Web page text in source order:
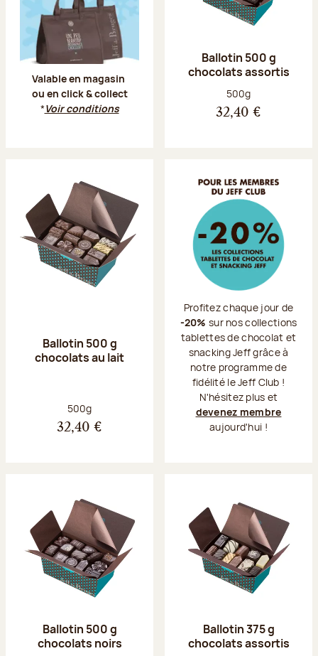
Valable en magasin
ou en click & collect
*Voir conditions
Ballotin 500 g
chocolats assortis
Poids net :
500g
32,40 €
Ballotin 500 g
chocolats au lait
Poids net :
500g
32,40 €
Profitez chaque jour de
-20% sur nos collections
tablettes de chocolat et
snacking Jeff grâce à
notre programme de
fidélité le Jeff Club !
N'hésitez plus et
devenez membre
aujourd'hui !
Ballotin 500 g
chocolats noirs
Ballotin 375 g
chocolats assortis